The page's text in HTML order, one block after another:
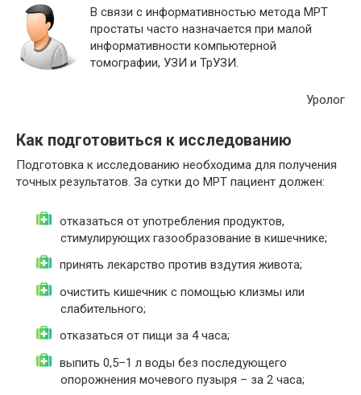
В связи с информативностью метода МРТ
простаты часто назначается при малой
информативности компьютерной
томографии, УЗИ и ТрУЗИ.
Уролог
Как подготовиться к исследованию
Подготовка к исследованию необходима для получения
точных результатов. За сутки до МРТ пациент должен:
отказаться от употребления продуктов,
стимулирующих газообразование в кишечнике;
принять лекарство против вздутия живота;
очистить кишечник с помощью клизмы или
слабительного;
отказаться от пищи за 4 часа;
выпить 0,5–1 л воды без последующего
опорожнения мочевого пузыря – за 2 часа;